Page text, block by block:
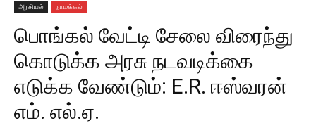
அரசியல் நாமக்கல்
பொங்கல் வேட்டி சேலை விரைந்து
கொடுக்க அரசு நடவடிக்கை
எடுக்க வேண்டும்: E.R. ஈஸ்வரன்
எம். எல்.ஏ.